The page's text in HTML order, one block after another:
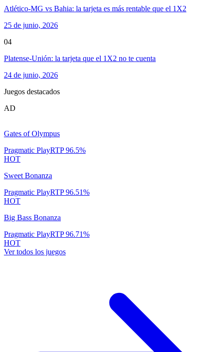
Atlético-MG vs Bahia: la tarjeta es más rentable que el 1X2
25 de junio, 2026
04
Platense-Unión: la tarjeta que el 1X2 no te cuenta
24 de junio, 2026
Juegos destacados
AD
Gates of Olympus
Pragmatic PlayRTP96.5%
HOT
Sweet Bonanza
Pragmatic PlayRTP96.51%
HOT
Big Bass Bonanza
Pragmatic PlayRTP96.71%
HOT
Ver todos los juegos